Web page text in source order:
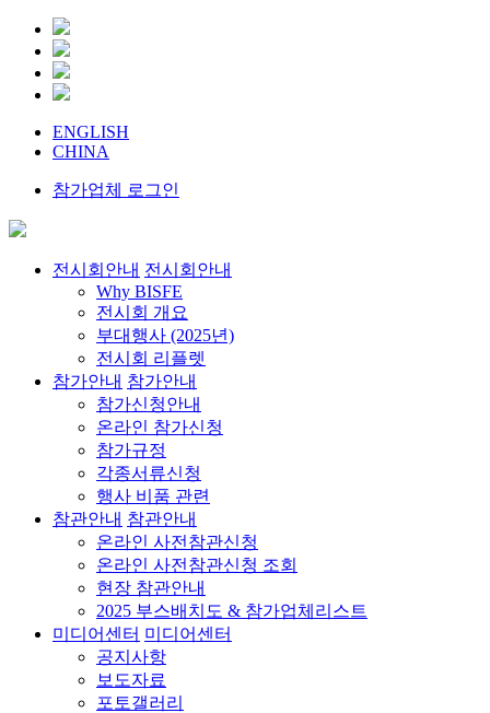
ENGLISH
CHINA
참가업체 로그인
전시회안내 전시회안내
Why BISFE
전시회 개요
부대행사 (2025년)
전시회 리플렛
참가안내 참가안내
참가신청안내
온라인 참가신청
참가규정
각종서류신청
행사 비품 관련
참관안내 참관안내
온라인 사전참관신청
온라인 사전참관신청 조회
현장 참관안내
2025 부스배치도 & 참가업체리스트
미디어센터 미디어센터
공지사항
보도자료
포토갤러리